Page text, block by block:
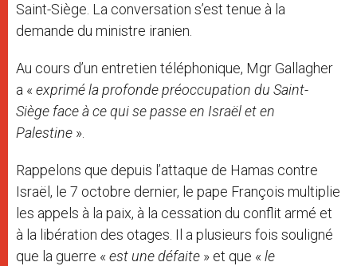
Saint-Siège. La conversation s’est tenue à la
demande du ministre iranien.
Au cours d’un entretien téléphonique, Mgr Gallagher
a « exprimé la profonde préoccupation du Saint-
Siège face à ce qui se passe en Israël et en
Palestine ».
Rappelons que depuis l’attaque de Hamas contre
Israël, le 7 octobre dernier, le pape François multiplie
les appels à la paix, à la cessation du conflit armé et
à la libération des otages. Il a plusieurs fois souligné
que la guerre « est une défaite » et que « le